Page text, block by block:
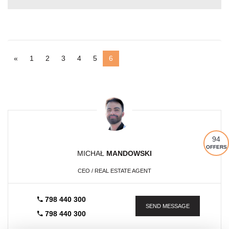
« 1 2 3 4 5 6
94
OFFERS
MICHAŁ MANDOWSKI
CEO / REAL ESTATE AGENT
798 440 300
798 440 300
SEND MESSAGE